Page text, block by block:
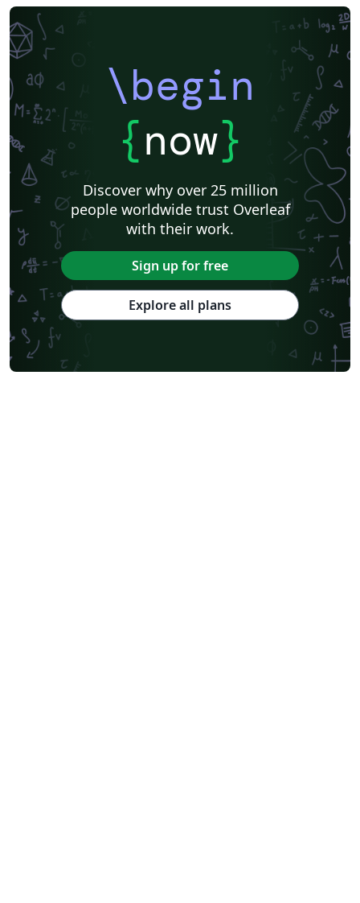
\begin
{now}
Discover why over 25 million
people worldwide trust Overleaf
with their work.
Sign up for free
Explore all plans